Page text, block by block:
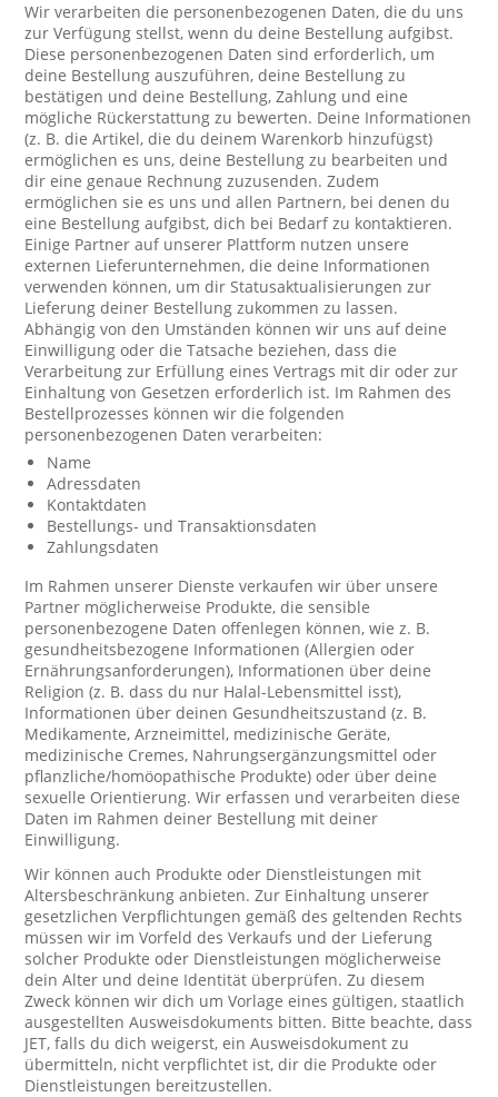
Wir verarbeiten die personenbezogenen Daten, die du uns
zur Verfügung stellst, wenn du deine Bestellung aufgibst.
Diese personenbezogenen Daten sind erforderlich, um
deine Bestellung auszuführen, deine Bestellung zu
bestätigen und deine Bestellung, Zahlung und eine
mögliche Rückerstattung zu bewerten. Deine Informationen
(z. B. die Artikel, die du deinem Warenkorb hinzufügst)
ermöglichen es uns, deine Bestellung zu bearbeiten und
dir eine genaue Rechnung zuzusenden. Zudem
ermöglichen sie es uns und allen Partnern, bei denen du
eine Bestellung aufgibst, dich bei Bedarf zu kontaktieren.
Einige Partner auf unserer Plattform nutzen unsere
externen Lieferunternehmen, die deine Informationen
verwenden können, um dir Statusaktualisierungen zur
Lieferung deiner Bestellung zukommen zu lassen.
Abhängig von den Umständen können wir uns auf deine
Einwilligung oder die Tatsache beziehen, dass die
Verarbeitung zur Erfüllung eines Vertrags mit dir oder zur
Einhaltung von Gesetzen erforderlich ist. Im Rahmen des
Bestellprozesses können wir die folgenden
personenbezogenen Daten verarbeiten:
Name
Adressdaten
Kontaktdaten
Bestellungs- und Transaktionsdaten
Zahlungsdaten
Im Rahmen unserer Dienste verkaufen wir über unsere
Partner möglicherweise Produkte, die sensible
personenbezogene Daten offenlegen können, wie z. B.
gesundheitsbezogene Informationen (Allergien oder
Ernährungsanforderungen), Informationen über deine
Religion (z. B. dass du nur Halal-Lebensmittel isst),
Informationen über deinen Gesundheitszustand (z. B.
Medikamente, Arzneimittel, medizinische Geräte,
medizinische Cremes, Nahrungsergänzungsmittel oder
pflanzliche/homöopathische Produkte) oder über deine
sexuelle Orientierung. Wir erfassen und verarbeiten diese
Daten im Rahmen deiner Bestellung mit deiner
Einwilligung.
Wir können auch Produkte oder Dienstleistungen mit
Altersbeschränkung anbieten. Zur Einhaltung unserer
gesetzlichen Verpflichtungen gemäß des geltenden Rechts
müssen wir im Vorfeld des Verkaufs und der Lieferung
solcher Produkte oder Dienstleistungen möglicherweise
dein Alter und deine Identität überprüfen. Zu diesem
Zweck können wir dich um Vorlage eines gültigen, staatlich
ausgestellten Ausweisdokuments bitten. Bitte beachte, dass
JET, falls du dich weigerst, ein Ausweisdokument zu
übermitteln, nicht verpflichtet ist, dir die Produkte oder
Dienstleistungen bereitzustellen.